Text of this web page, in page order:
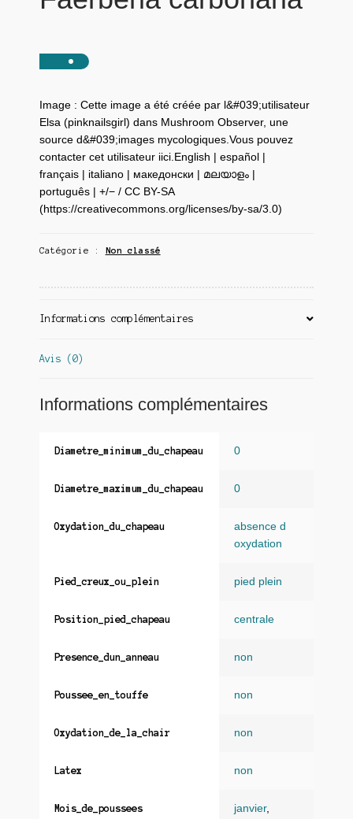
Image : Cette image a été créée par l&#039;utilisateur
Elsa (pinknailsgirl) dans Mushroom Observer, une
source d&#039;images mycologiques.Vous pouvez
contacter cet utilisateur iici.English | español |
français | italiano | македонски | മലയാളം |
português | +/− / CC BY-SA
(https://creativecommons.org/licenses/by-sa/3.0)
Catégorie : Non classé
Informations complémentaires
Avis (0)
Informations complémentaires
Diametre_minimum_du_chapeau 0
Diametre_maximum_du_chapeau 0
Oxydation_du_chapeau
absence d
oxydation
Pied_creux_ou_plein pied plein
Position_pied_chapeau centrale
Presence_dun_anneau non
Poussee_en_touffe non
Oxydation_de_la_chair non
Latex non
Mois_de_poussees janvier,